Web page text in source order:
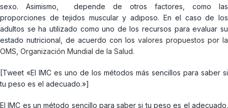
sexo. Asimismo, depende de otros factores, como las
proporciones de tejidos muscular y adiposo. En el caso de los
adultos se ha utilizado como uno de los recursos para evaluar su
estado nutricional, de acuerdo con los valores propuestos por la
OMS, Organización Mundial de la Salud.
[Tweet «El IMC es uno de los métodos más sencillos para saber si
tu peso es el adecuado.»]
El IMC es un método sencillo para saber si tu peso es el adecuado.